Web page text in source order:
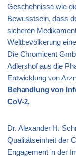
Geschehnisse wie
Bewusstsein, dass
sicheren
Weltbevölkerung
Die Chromicent
Adlershof aus die
Entwicklung von
Behandlung von
CoV-2.
Dr. Alexander H.
Qualitätseinheit der
Engagement in der